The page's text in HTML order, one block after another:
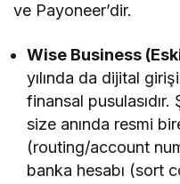
ve Payoneer’dir.
Wise Business
yılında da dijital
finansal pusulasıdır.
size anında resmi
(routing/account
banka hesabı (sort